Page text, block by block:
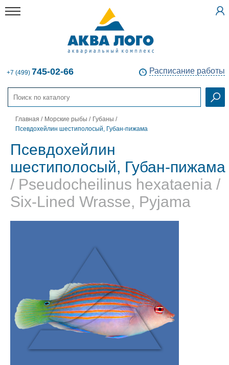
+7 (499) 745-02-66 Расписание работы
Главная / Морские рыбы / Губаны /
Псевдохейлин шестиполосый, Губан-пижама
Псевдохейлин
шестиполосый, Губан-пижама
/ Pseudocheilinus hexataenia /
Six-Lined Wrasse, Pyjama